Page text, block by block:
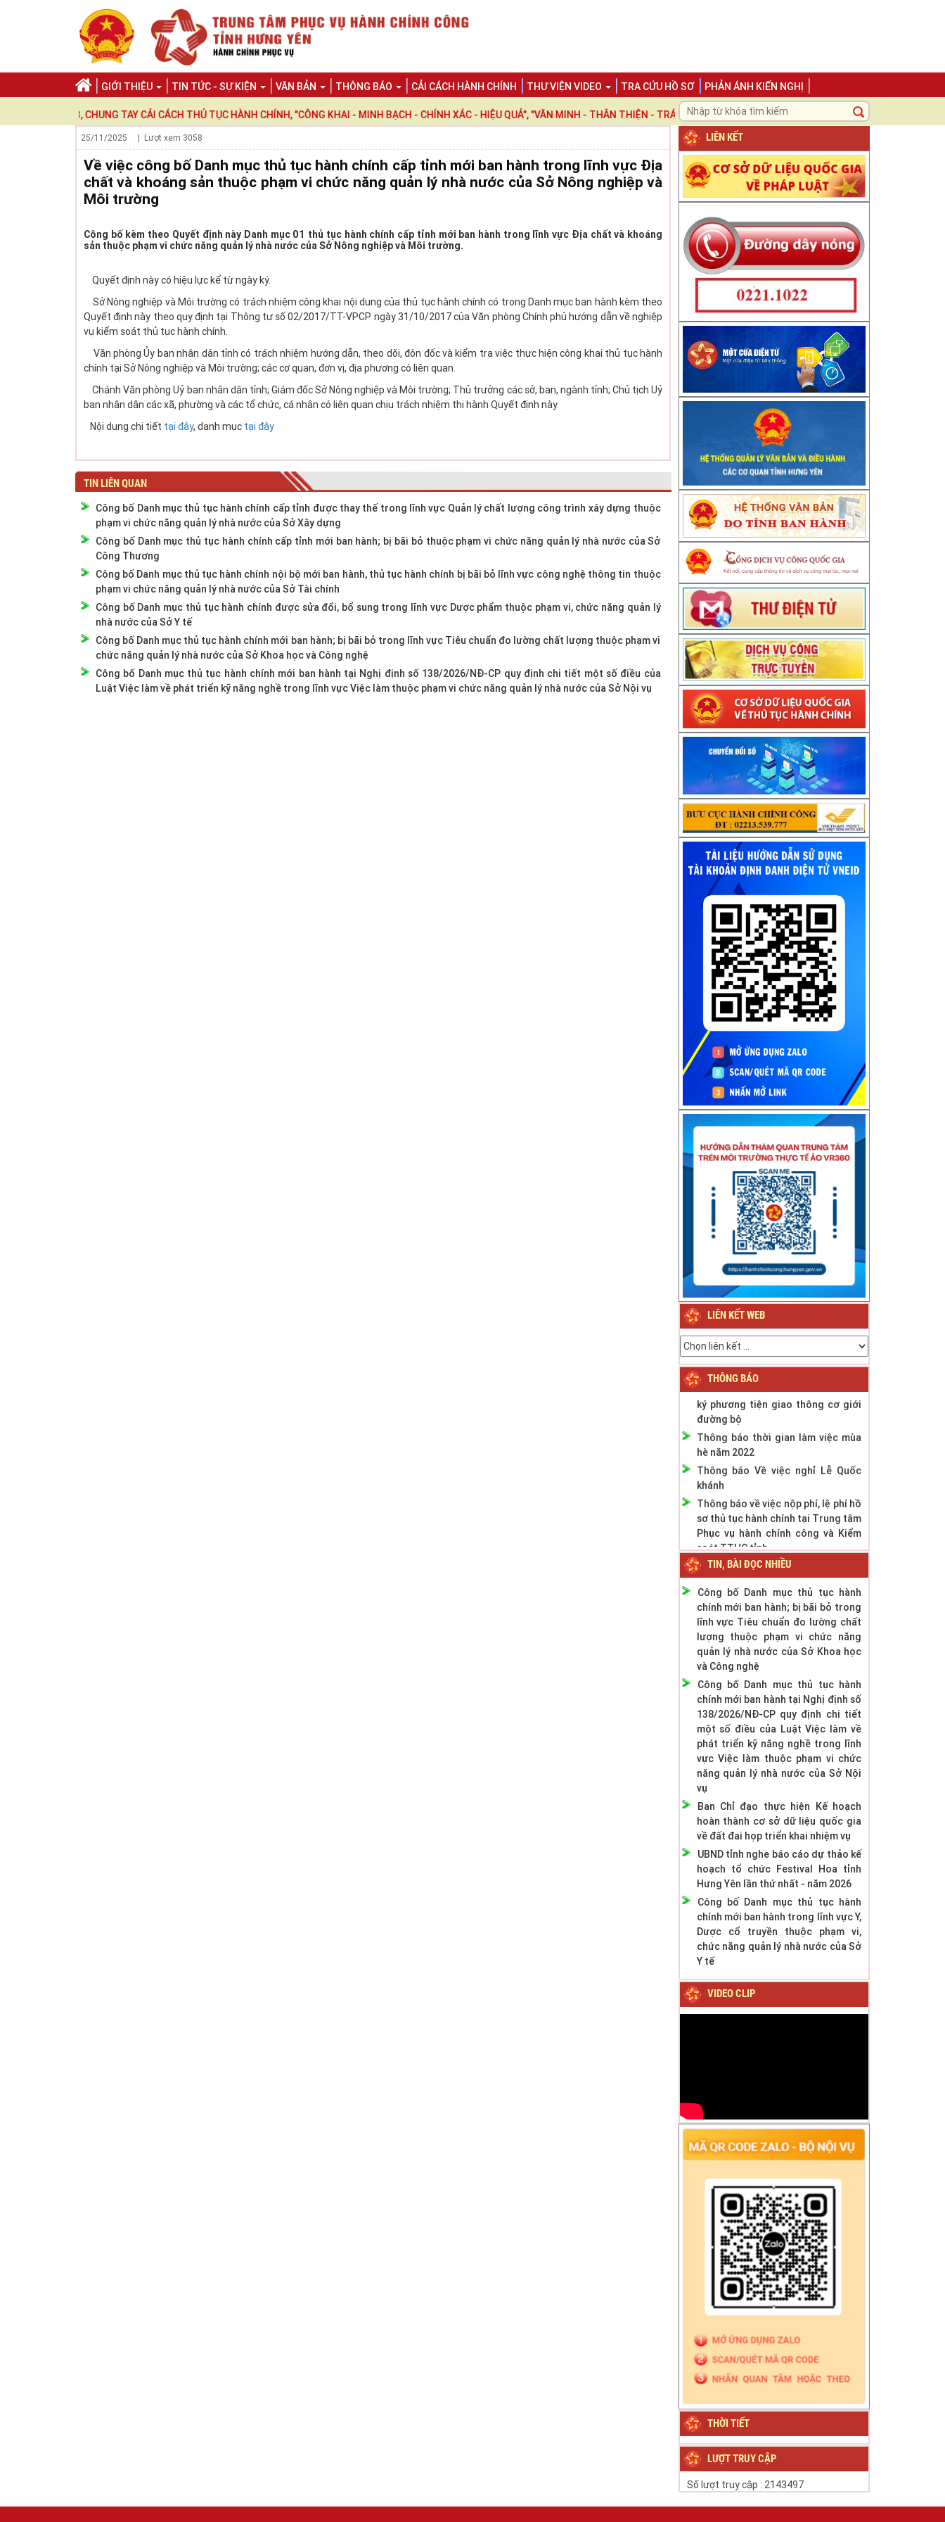
GIỚI THIỆU TIN TỨC - SỰ KIỆN VĂN BẢN THÔNG BÁO CẢI CÁCH HÀNH CHÍNH THƯ VIỆN VIDEO TRA CỨU HỒ SƠ PHẢN ÁNH KIẾN NGHỊ
2023, CHUNG TAY CẢI CÁCH THỦ TỤC HÀNH CHÍNH, "CÔNG KHAI - MINH BẠCH - CHÍNH XÁC - HIỆU QUẢ", "VĂN MINH - THÂN THIỆN - TRÁCH NHIỆM ", LẤY NGƯỜI DÂN VÀ DOANH NGHIỆP LÀM TRUNG
25/11/2025 | Lượt xem 3058
Về việc công bố Danh mục thủ tục hành chính cấp tỉnh mới ban hành trong lĩnh vực Địa
chất và khoáng sản thuộc phạm vi chức năng quản lý nhà nước của Sở Nông nghiệp và
Môi trường
Công bố kèm theo Quyết định này Danh mục 01 thủ tục hành chính cấp tỉnh mới ban hành trong lĩnh vực Địa chất và khoáng
sản thuộc phạm vi chức năng quản lý nhà nước của Sở Nông nghiệp và Môi trường.
Quyết định này có hiệu lực kể từ ngày ký.
Sở Nông nghiệp và Môi trường có trách nhiệm công khai nội dung của thủ tục hành chính có trong Danh mục ban hành kèm theo
Quyết định này theo quy định tại Thông tư số 02/2017/TT-VPCP ngày 31/10/2017 của Văn phòng Chính phủ hướng dẫn về nghiệp
vụ kiểm soát thủ tục hành chính.
Văn phòng Ủy ban nhân dân tỉnh có trách nhiệm hướng dẫn, theo dõi, đôn đốc và kiểm tra việc thực hiện công khai thủ tục hành
chính tại Sở Nông nghiệp và Môi trường; các cơ quan, đơn vị, địa phương có liên quan.
Chánh Văn phòng Uỷ ban nhân dân tỉnh; Giám đốc Sở Nông nghiệp và Môi trường; Thủ trưởng các sở, ban, ngành tỉnh; Chủ tịch Uỷ
ban nhân dân các xã, phường và các tổ chức, cá nhân có liên quan chịu trách nhiệm thi hành Quyết định này.
Nội dung chi tiết tại đây, danh mục tại đây
TIN LIÊN QUAN
Công bố Danh mục thủ tục hành chính cấp tỉnh được thay thế trong lĩnh vực Quản lý chất lượng công trình xây dựng thuộc
phạm vi chức năng quản lý nhà nước của Sở Xây dựng
Công bố Danh mục thủ tục hành chính cấp tỉnh mới ban hành; bị bãi bỏ thuộc phạm vi chức năng quản lý nhà nước của Sở
Công Thương
Công bố Danh mục thủ tục hành chính nội bộ mới ban hành, thủ tục hành chính bị bãi bỏ lĩnh vực công nghệ thông tin thuộc
phạm vi chức năng quản lý nhà nước của Sở Tài chính
Công bố Danh mục thủ tục hành chính được sửa đổi, bổ sung trong lĩnh vực Dược phẩm thuộc phạm vi, chức năng quản lý
nhà nước của Sở Y tế
Công bố Danh mục thủ tục hành chính mới ban hành; bị bãi bỏ trong lĩnh vực Tiêu chuẩn đo lường chất lượng thuộc phạm vi
chức năng quản lý nhà nước của Sở Khoa học và Công nghệ
Công bố Danh mục thủ tục hành chính mới ban hành tại Nghị định số 138/2026/NĐ-CP quy định chi tiết một số điều của
Luật Việc làm về phát triển kỹ năng nghề trong lĩnh vực Việc làm thuộc phạm vi chức năng quản lý nhà nước của Sở Nội vụ
LIÊN KẾT
LIÊN KẾT WEB
THÔNG BÁO
Thông báo về việc nghỉ Tết Nguyên
đán Bính Ngọ năm 2026
Thông báo về việc nghỉ Tết Nguyên
đán Giáp Thìn năm 2024
Thông báo Lịch nghỉ Lễ Quốc khánh
ngày 2/9/2023
Thông báo phân cấp công tác đăng
ký phương tiện giao thông cơ giới
đường bộ
Thông báo thời gian làm việc mùa
hè năm 2022
Thông báo Về việc nghỉ Lễ Quốc
khánh
Thông báo về việc nộp phí, lệ phí hồ
sơ thủ tục hành chính tại Trung tâm
Phục vụ hành chính công và Kiểm
soát TTHC tỉnh
TIN, BÀI ĐỌC NHIỀU
Công bố Danh mục thủ tục hành
chính mới ban hành; bị bãi bỏ trong
lĩnh vực Tiêu chuẩn đo lường chất
lượng thuộc phạm vi chức năng
quản lý nhà nước của Sở Khoa học
và Công nghệ
Công bố Danh mục thủ tục hành
chính mới ban hành tại Nghị định số
138/2026/NĐ-CP quy định chi tiết
một số điều của Luật Việc làm về
phát triển kỹ năng nghề trong lĩnh
vực Việc làm thuộc phạm vi chức
năng quản lý nhà nước của Sở Nội
vụ
Ban Chỉ đạo thực hiện Kế hoạch
hoàn thành cơ sở dữ liệu quốc gia
về đất đai họp triển khai nhiệm vụ
UBND tỉnh nghe báo cáo dự thảo kế
hoạch tổ chức Festival Hoa tỉnh
Hưng Yên lần thứ nhất - năm 2026
Công bố Danh mục thủ tục hành
chính mới ban hành trong lĩnh vực Y,
Dược cổ truyền thuộc phạm vi,
chức năng quản lý nhà nước của Sở
Y tế
VIDEO CLIP
THỜI TIẾT
LƯỢT TRUY CẬP
Số lượt truy cập : 2143497